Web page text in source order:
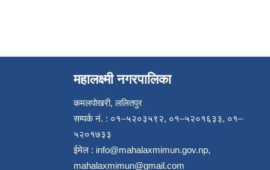
महालक्ष्मी नगरपालिका
कमलपोखरी, ललितपुर
सम्पर्क नं. : ०१–५२०३५९२, ०१–५२०१६३३, ०१–
५२०१७३३
ईमेल : info@mahalaxmimun.gov.np,
mahalaxmimun@gmail.com